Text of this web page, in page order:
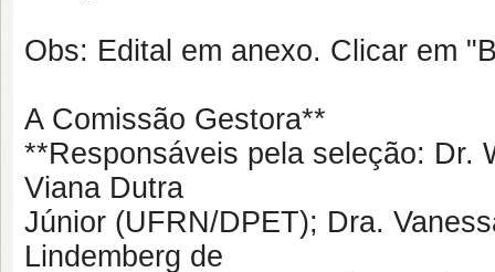
Obs: Edital em anexo. Clicar em
A Comissão Gestora**
**Responsáveis pela seleção: Dr.
Viana Dutra
Júnior (UFRN/DPET); Dra.
Lindemberg de